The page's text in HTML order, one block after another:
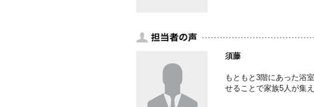
須藤
もともと3階にあった浴
せることで家族5人が集